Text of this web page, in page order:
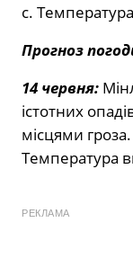
с.
Прогноз
14 червня:
істотних
місцями
Температура
РЕКЛАМА